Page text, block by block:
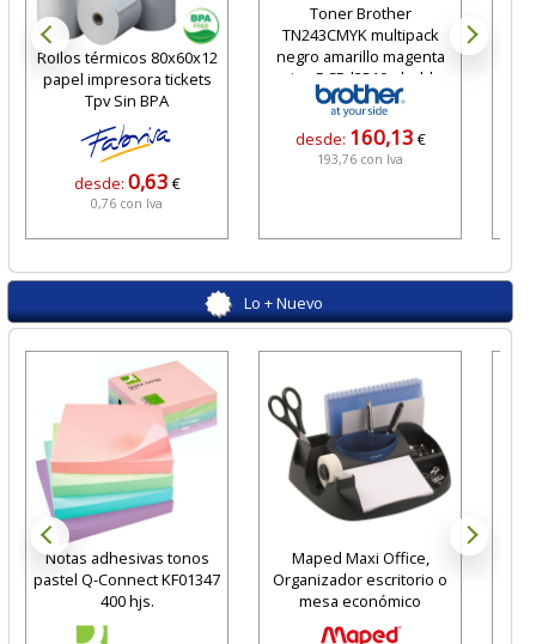
Rollos térmicos 80x60x12
papel impresora tickets
Tpv Sin BPA
desde: 0,63 €
0,76 con Iva
Toner Brother
TN243CMYK multipack
negro amarillo magenta
cian DCP-l3510cdw hl-
l3270cd
desde: 160,13 €
193,76 con Iva
Lo + Nuevo
Notas adhesivas tonos
pastel Q-Connect KF01347
400 hjs.
Maped Maxi Office,
Organizador escritorio o
mesa económico